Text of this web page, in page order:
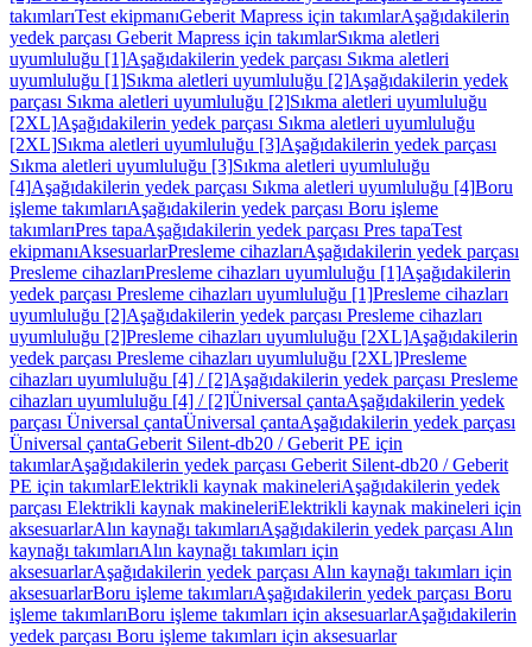
takımlarıTest ekipmanıGeberit Mapress için takımlarAşağıdakilerin
yedek parçası Geberit Mapress için takımlarSıkma aletleri
uyumluluğu [1]Aşağıdakilerin yedek parçası Sıkma aletleri
uyumluluğu [1]Sıkma aletleri uyumluluğu [2]Aşağıdakilerin yedek
parçası Sıkma aletleri uyumluluğu [2]Sıkma aletleri uyumluluğu
[2XL]Aşağıdakilerin yedek parçası Sıkma aletleri uyumluluğu
[2XL]Sıkma aletleri uyumluluğu [3]Aşağıdakilerin yedek parçası
Sıkma aletleri uyumluluğu [3]Sıkma aletleri uyumluluğu
[4]Aşağıdakilerin yedek parçası Sıkma aletleri uyumluluğu [4]Boru
işleme takımlarıAşağıdakilerin yedek parçası Boru işleme
takımlarıPres tapaAşağıdakilerin yedek parçası Pres tapaTest
ekipmanıAksesuarlarPresleme cihazlarıAşağıdakilerin yedek parçası
Presleme cihazlarıPresleme cihazları uyumluluğu [1]Aşağıdakilerin
yedek parçası Presleme cihazları uyumluluğu [1]Presleme cihazları
uyumluluğu [2]Aşağıdakilerin yedek parçası Presleme cihazları
uyumluluğu [2]Presleme cihazları uyumluluğu [2XL]Aşağıdakilerin
yedek parçası Presleme cihazları uyumluluğu [2XL]Presleme
cihazları uyumluluğu [4] / [2]Aşağıdakilerin yedek parçası Presleme
cihazları uyumluluğu [4] / [2]Üniversal çantaAşağıdakilerin yedek
parçası Üniversal çantaÜniversal çantaAşağıdakilerin yedek parçası
Üniversal çantaGeberit Silent-db20 / Geberit PE için
takımlarAşağıdakilerin yedek parçası Geberit Silent-db20 / Geberit
PE için takımlarElektrikli kaynak makineleriAşağıdakilerin yedek
parçası Elektrikli kaynak makineleriElektrikli kaynak makineleri için
aksesuarlarAlın kaynağı takımlarıAşağıdakilerin yedek parçası Alın
kaynağı takımlarıAlın kaynağı takımları için
aksesuarlarAşağıdakilerin yedek parçası Alın kaynağı takımları için
aksesuarlarBoru işleme takımlarıAşağıdakilerin yedek parçası Boru
işleme takımlarıBoru işleme takımları için aksesuarlarAşağıdakilerin
yedek parçası Boru işleme takımları için aksesuarlar